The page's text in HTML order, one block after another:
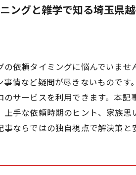
ングと雑学で知る埼玉県
の依頼タイミングに悩んでいま
事情など疑問が尽きないもので
のサービスを利用できます。本
上手な依頼時期のヒント、家族
ならではの独自視点で解決策と